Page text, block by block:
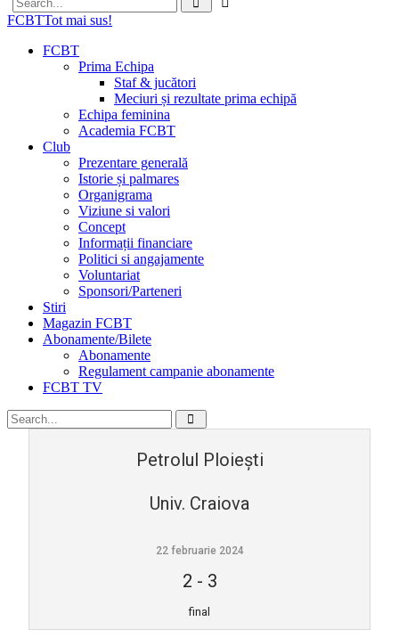
FCBTTot mai sus!
FCBT
Prima Echipa
Staf & jucători
Meciuri și rezultate prima echipă
Echipa feminina
Academia FCBT
Club
Prezentare generală
Istorie și palmares
Organigrama
Viziune si valori
Concept
Informații financiare
Politici si angajamente
Voluntariat
Sponsori/Parteneri
Stiri
Magazin FCBT
Abonamente/Bilete
Abonamente
Regulament campanie abonamente
FCBT TV
Petrolul Ploiești
Univ. Craiova
22 februarie 2024
2 - 3
final